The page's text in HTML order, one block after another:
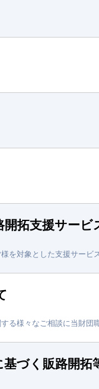
拓支援サービ
を対象とした支援サービス
る様々なご相談に当財団
づく販路開拓